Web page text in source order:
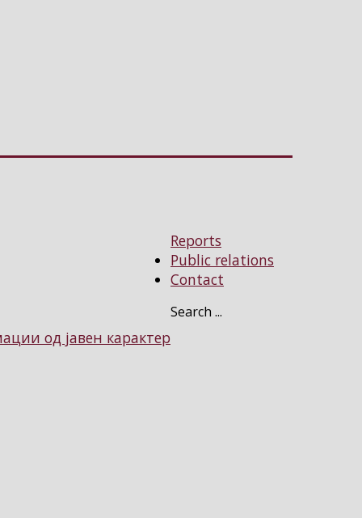
Reports
од јавен карактер
Public relations
Contact
Search ...